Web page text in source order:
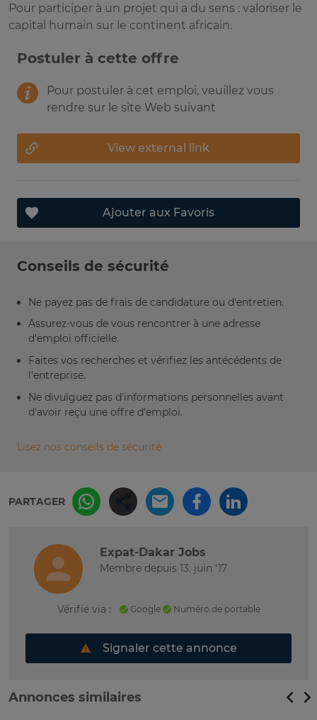
Pour participer à un projet qui a du sens : valoriser le
capital humain sur le continent africain.
Postuler à cette offre
Pour postuler à cet emploi, veuillez vous
rendre sur le site Web suivant
View external link
Ajouter aux Favoris
Conseils de sécurité
Ne payez pas de frais de candidature ou d'entretien.
Assurez-vous de vous rencontrer à une adresse
d'emploi officielle.
Faites vos recherches et vérifiez les antécédents de
l'entreprise.
Ne divulguez pas d'informations personnelles avant
d'avoir reçu une offre d'emploi.
Lisez nos conseils de sécurité
PARTAGER
Expat-Dakar Jobs
Membre depuis 13. juin '17
Vérifié via : Google Numéro de portable
Signaler cette annonce
Annonces similaires